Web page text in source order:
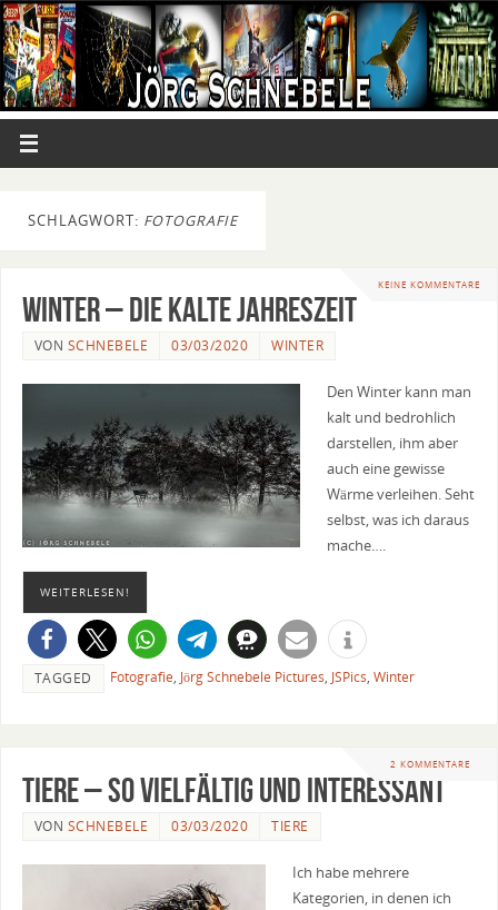
SCHLAGWORT: FOTOGRAFIE
KEINE KOMMENTARE
Winter – die kalte Jahreszeit
VON SCHNEBELE 03/03/2020 WINTER
Den Winter kann man
kalt und bedrohlich
darstellen, ihm aber
auch eine gewisse
Wärme verleihen. Seht
selbst, was ich daraus
mache….
WEITERLESEN!
TAGGED Fotografie, Jörg Schnebele Pictures, JSPics, Winter
2 KOMMENTARE
Tiere – so vielfältig und interessant
VON SCHNEBELE 03/03/2020 TIERE
Ich habe mehrere
Kategorien, in denen ich